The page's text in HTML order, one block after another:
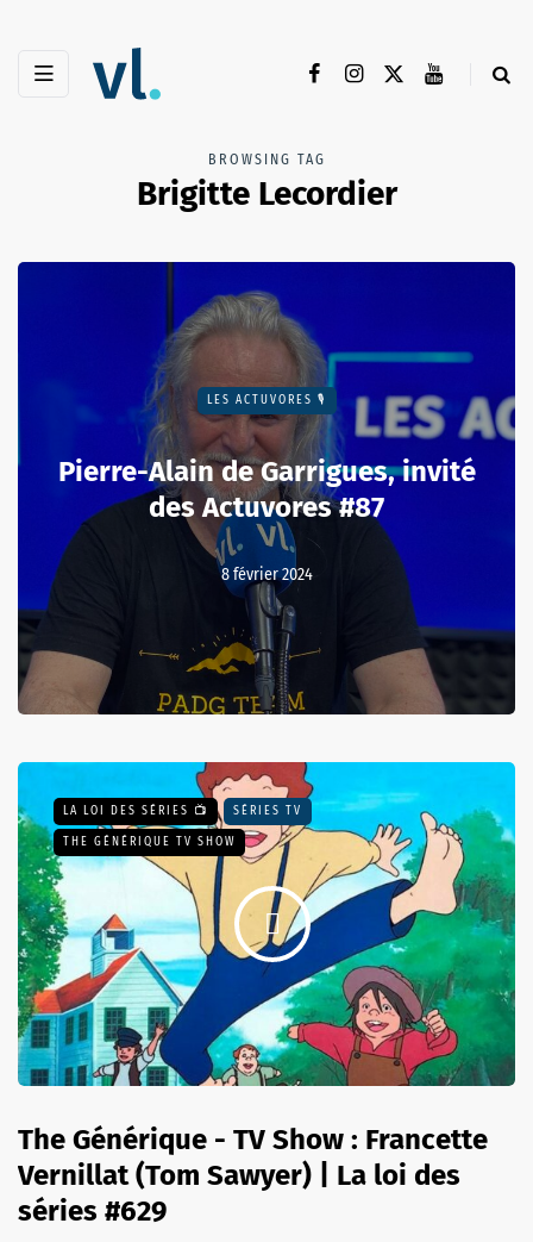
BROWSING TAG
Brigitte Lecordier
LES ACTUVORES 🎙
Pierre-Alain de Garrigues, invité
des Actuvores #87
8 février 2024
LA LOI DES SÉRIES 📺 SÉRIES TV
THE GÉNÉRIQUE TV SHOW
The Générique - TV Show : Francette
Vernillat (Tom Sawyer) | La loi des
séries #629